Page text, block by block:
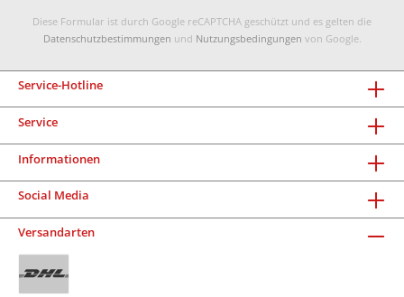
Diese Formular ist durch Google reCAPTCHA geschützt und es gelten die
Datenschutzbestimmungen und Nutzungsbedingungen von Google.
Service-Hotline
Service
Informationen
Social Media
Versandarten